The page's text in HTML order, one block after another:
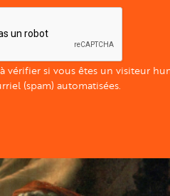
vérifier si vous êtes un visiteur
(spam) automatisées.